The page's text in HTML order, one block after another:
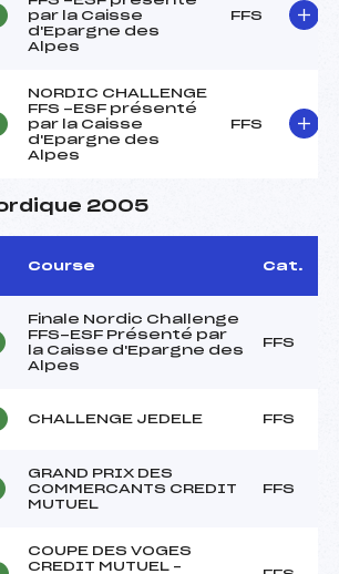
par la Caisse
d'Epargne des
Alpes
FFS
NORDIC CHALLENGE
FFS -ESF présenté
par la Caisse
d'Epargne des
Alpes
FFS
2005
Course Cat.
Finale Nordic Challenge
FFS-ESF Présenté par
la Caisse d'Epargne des
Alpes
FFS
CHALLENGE JEDELE FFS
GRAND PRIX DES
COMMERCANTS CREDIT
MUTUEL
FFS
COUPE DES VOGES
CREDIT MUTUEL –